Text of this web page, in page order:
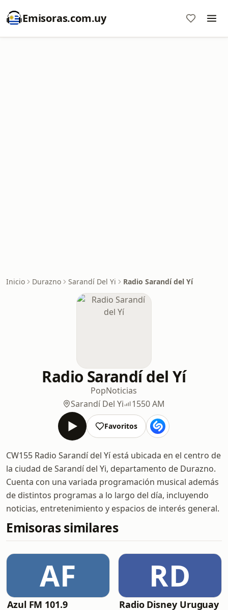
Emisoras.com.uy
Inicio Durazno Sarandí Del Yi Radio Sarandí del Yí
Radio Sarandí del Yí
PopNoticias
Sarandí Del Yi
1550 AM
Favoritos
CW155 Radio Sarandí del Yí está ubicada en el centro de
la ciudad de Sarandí del Yi, departamento de Durazno.
Cuenta con una variada programación musical además
de distintos programas a lo largo del día, incluyendo
noticias, entretenimiento y espacios de interés general.
Emisoras similares
AF
Azul FM 101.9
RD
Radio Disney Uruguay